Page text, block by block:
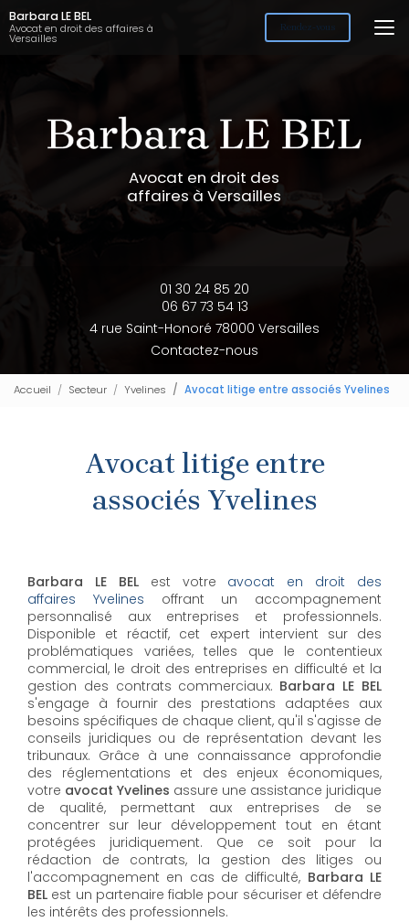
Aller
au
contenu
Barbara LE BEL
Avocat en droit des affaires à
Versailles
Rendez-vous
Avocat en droit des
affaires à Versailles
01 30 24 85 20
06 67 73 54 13
4 rue Saint-Honoré 78000 Versailles
Contactez-nous
Accueil Secteur Yvelines Avocat litige entre associés Yvelines
Avocat litige entre
associés Yvelines
Barbara LE BELest votre avocat en droit des
affaires Yvelines offrant un accompagnement
personnalisé aux entreprises et professionnels.
Disponible et réactif, cet expert intervient sur des
problématiques variées, telles que le contentieux
commercial, le droit des entreprises en difficulté et la
gestion des contrats commerciaux. Barbara LE BEL
s'engage à fournir des prestations adaptées aux
besoins spécifiques de chaque client, qu'il s'agisse de
conseils juridiques ou de représentation devant les
tribunaux. Grâce à une connaissance approfondie
des réglementations et des enjeux économiques,
votre avocat Yvelines assure une assistance juridique
de qualité, permettant aux entreprises de se
concentrer sur leur développement tout en étant
protégées juridiquement. Que ce soit pour la
rédaction de contrats, la gestion des litiges ou
l'accompagnement en cas de difficulté, Barbara LE
BEL​​​​​​​ est un partenaire fiable pour sécuriser et défendre
les intérêts des professionnels.